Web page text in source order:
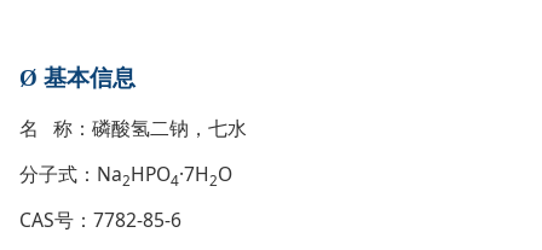
Ø 基本信息
名 称：磷酸氢二钠，七水
分子式：Na2HPO4·7H2O
CAS号：7782-85-6